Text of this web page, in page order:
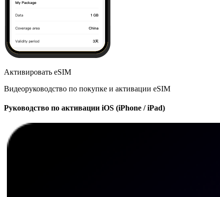
Активировать eSIM
Видеоруководство по покупке и активации eSIM
Руководство по активации iOS (iPhone / iPad)